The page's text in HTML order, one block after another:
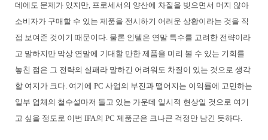
데에도 문제가 있지만, 프로세서의 양산에 차질을 빚으면서 머지 않아
소비자가 구매할 수 있는 제품을 전시하기 어려운 상황이라는 것을 직
접 보여준 것이기 때문이다. 물론 인텔은 연말 특수를 고려한 전략이라
고 말하지만 막상 연말에 기대할 만한 제품을 미리 볼 수 있는 기회를
놓친 점은 그 전략의 실패라 말하긴 어려워도 차질이 있는 것으로 생각
할 여지가 크다. 여기에 PC 사업의 부진과 떨어지는 이익률에 고민하는
일부 업체의 철수설마저 돌고 있는 가운데 일시적 현상일 것으로 여기
고 싶을 정도로 이번 IFA의 PC 제품군은 크나큰 걱정만 남긴 듯하다.